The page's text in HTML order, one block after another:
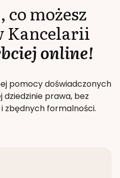
co możesz
Kancelarii
online!
pomocy doświadczonych
dziedzinie prawa, bez
zbędnych formalności.